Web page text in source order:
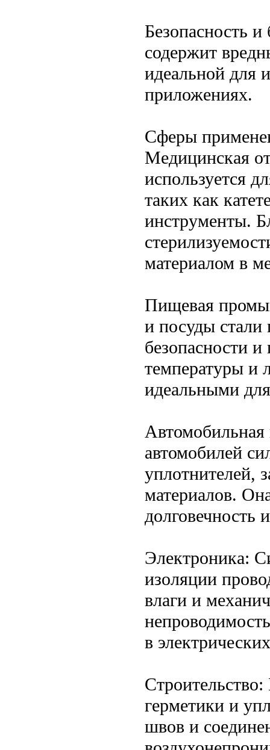
Безопасность
содержит
идеальной для
приложениях.
Сферы
Медицинская
используется
таких как
инструменты.
материалом в
Пищевая
и посуды стали
безопасности
температуры и
идеальными
автомобилей
уплотнителей,
материалов.
долговечность
Электроника:
изоляции
влаги и
в
герметики и
швов и